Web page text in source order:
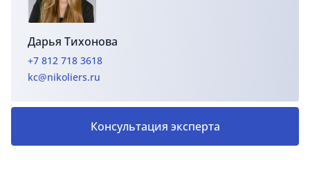
Дарья Тихонова
+7 812 718 3618
kc@nikoliers.ru
Консультация эксперта